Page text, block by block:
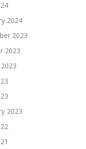
2024
2023
2023
2023